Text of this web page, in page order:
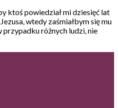
ktoś powiedział mi dziesięć lat
wtedy zaśmiałbym się mu
różnych ludzi, nie